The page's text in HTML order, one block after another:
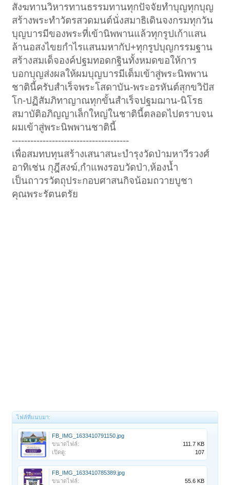
สังฆทานวิหารทานธรรมทานทุกปัจจัยทำบุญทุกบุญ
สร้างพระทำวัตรสวดมนต์นั่งสมาธิเดินจงกรมทุกวัน
บุญบารมีของพระที่เข้านิพพานแล้วทุกรูปเก้าแสน
ล้านอสงไขยกำไรแสนมหากัป+ทุกรูปบุญกรรมฐาน
สร้างสมเด็จองค์ปฐมทอดกฐินทั้งหมดขอให้การ
บอกบุญส่งผลให้ผมบุญบารมีเต็มเข้าสู่พระนิพพาน
ชาตินี้ครับสำเร็จพระโสดาบัน-พระอรหันต์สุกขวิปัส
โก-ปฏิสัมภิทาญาณทุกขั้นสำเร็จปฐมฌาน-นิโรธ
สมาบัติอภิญญาเล็กใหญ่ในชาตินี้ตลอดไปตราบจน
ผมเข้าสู่พระนิพพานชาตินี้
--------------------------------------
เพื่อสมทบทุนสร้างเสนาสนะบำรุงวัดป่ามหาวีรวงศ์
อาทิเช่น กุฎีสงฆ์,กำแพงรอบวัดป่า,ห้องน้ำ
เป็นถาวรวัตถุประกอบศาสนกิจน้อมถวายบูชา
คุณพระรัตนตรัย
ไฟล์ที่แนบมา:
FB_IMG_1633410791150.jpg
ขนาดไฟล์:
111.7 KB
เปิดดู:
107
FB_IMG_1633410785389.jpg
ขนาดไฟล์:
55.6 KB